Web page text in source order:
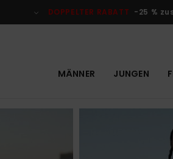
DOPPELTER RABATT -25 %
MÄNNER JUNGEN